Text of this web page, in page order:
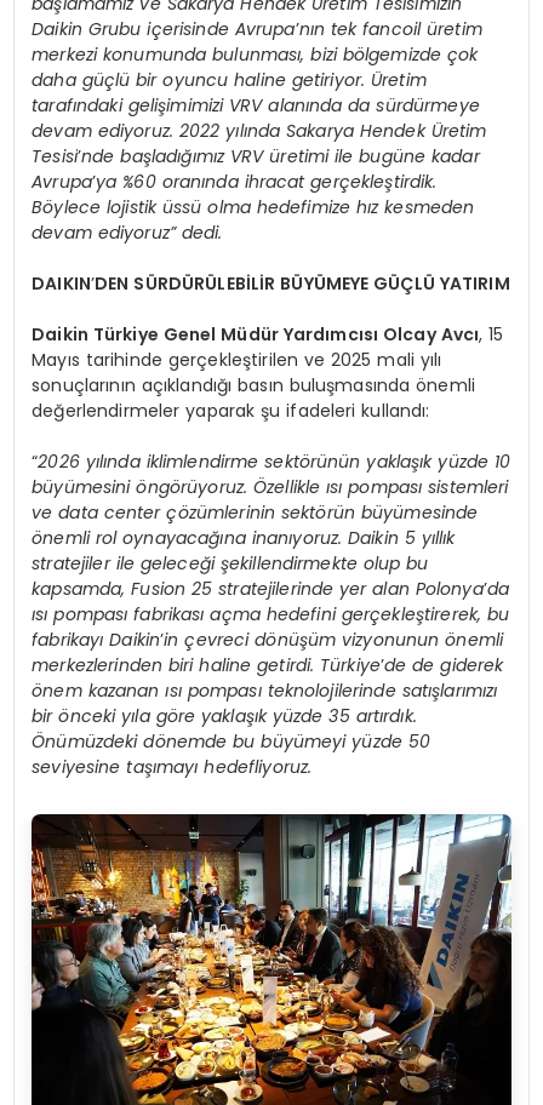
Daikin Grubu içerisinde Avrupa’nın tek fancoil üretim
merkezi konumunda bulunması, bizi bölgemizde çok
daha güçlü bir oyuncu haline getiriyor. Üretim
tarafındaki gelişimimizi VRV alanında da sürdürmeye
devam ediyoruz. 2022 yılında Sakarya Hendek Üretim
Tesisi’nde başladığımız VRV üretimi ile bugüne kadar
Avrupa’ya %60 oranında ihracat gerçekleştirdik.
Böylece lojistik üssü olma hedefimize hız kesmeden
devam ediyoruz” dedi.
DAIKIN’DEN SÜRDÜRÜLEBİLİR BÜYÜMEYE GÜÇLÜ YATIRIM
Daikin Türkiye Genel Müdür Yardımcısı Olcay Avcı, 15
Mayıs tarihinde gerçekleştirilen ve 2025 mali yılı
sonuçlarının açıklandığı basın buluşmasında önemli
değerlendirmeler yaparak şu ifadeleri kullandı:
“2026 yılında iklimlendirme sektörünün yaklaşık yüzde 10
büyümesini öngörüyoruz. Özellikle ısı pompası sistemleri
ve data center çözümlerinin sektörün büyümesinde
önemli rol oynayacağına inanıyoruz. Daikin 5 yıllık
stratejiler ile geleceği şekillendirmekte olup bu
kapsamda, Fusion 25 stratejilerinde yer alan Polonya’da
ısı pompası fabrikası açma hedefini gerçekleştirerek, bu
fabrikayı Daikin’in çevreci dönüşüm vizyonunun önemli
merkezlerinden biri haline getirdi. Türkiye’de de giderek
önem kazanan ısı pompası teknolojilerinde satışlarımızı
bir önceki yıla göre yaklaşık yüzde 35 artırdık.
Önümüzdeki dönemde bu büyümeyi yüzde 50
seviyesine taşımayı hedefliyoruz.